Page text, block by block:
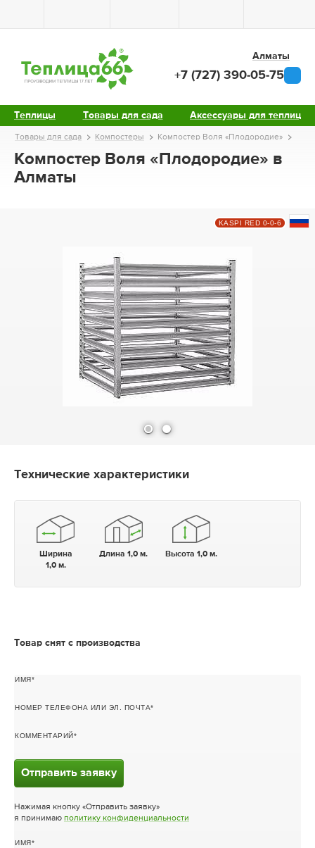
Теплицы Товары для сада Аксессуары для теплиц
Алматы
+7 (727) 390-05-75
Товары для сада Компостеры Компостер Воля «Плодородие»
Компостер Воля «Плодородие» в
Алматы
KASPI RED 0-0-6
Технические характеристики
Ширина
1,0 м.
Длина 1,0 м. Высота 1,0 м.
Товар снят с производства
ИМЯ
НОМЕР ТЕЛЕФОНА ИЛИ ЭЛ. ПОЧТА
КОММЕНТАРИЙ
Отправить заявку
Нажимая кнопку «Отправить заявку»
я принимаю политику конфиденциальности
ИМЯ